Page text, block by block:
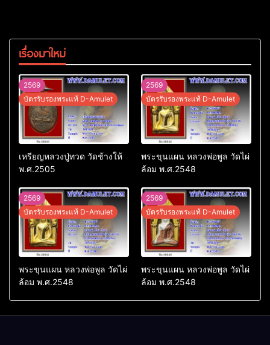
เรื่องมาใหม่
2569
บัตรรับรองพระแท้ D-Amulet
เหรียญหลวงปู่ทวด วัดช้างให้
พ.ศ.2505
2569
บัตรรับรองพระแท้ D-Amulet
พระขุนแผน หลวงพ่อพูล วัดไผ่
ล้อม พ.ศ.2548
2569
บัตรรับรองพระแท้ D-Amulet
พระขุนแผน หลวงพ่อพูล วัดไผ่
ล้อม พ.ศ.2548
2569
บัตรรับรองพระแท้ D-Amulet
พระขุนแผน หลวงพ่อพูล วัดไผ่
ล้อม พ.ศ.2548